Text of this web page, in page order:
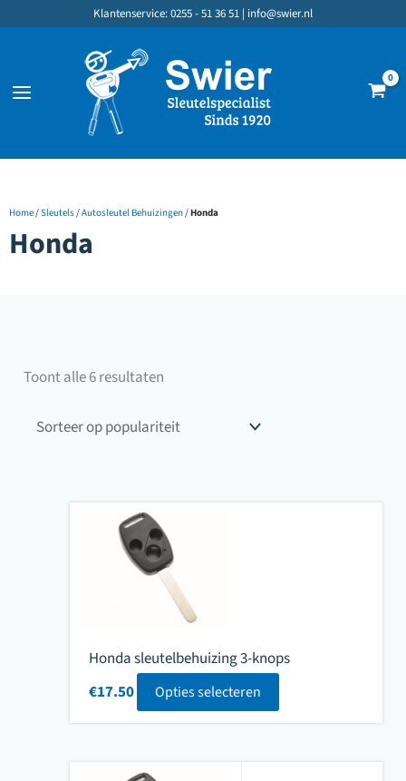
inhoud
Klantenservice: 0255 - 51 36 51 | info@swier.nl
Home/Sleutels/Autosleutel Behuizingen/Honda
Honda
Toont alle 6 resultaten
populariteit
Honda sleutelbehuizing 3-knops
€17.50 Opties selecteren